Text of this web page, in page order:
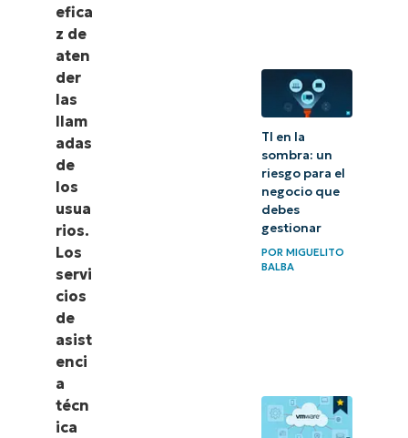
efica
z de
aten
der
las
llam
adas
de
los
usua
rios.
Los
servi
cios
de
asist
enci
a
técn
ica
TI en la
sombra: un
riesgo para el
negocio que
debes
gestionar
PORMIGUELITO
BALBA